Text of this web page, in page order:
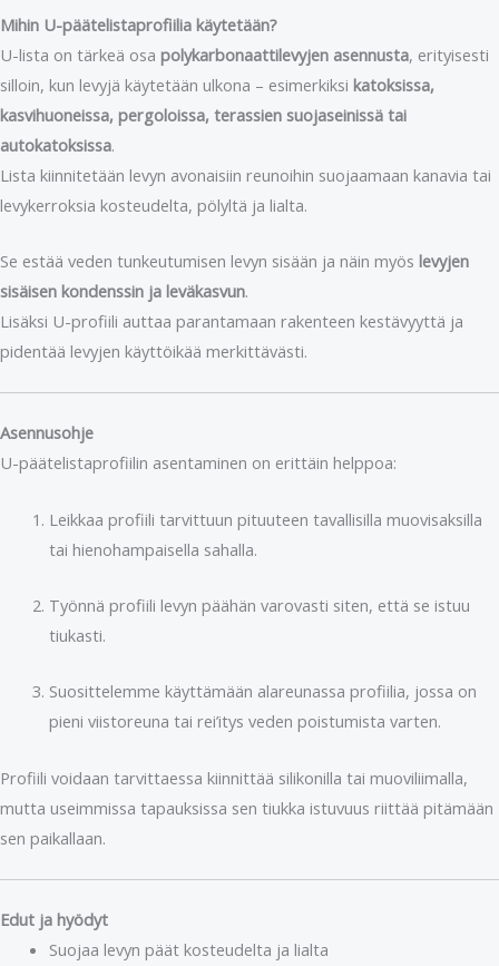
Mihin U-päätelistaprofiilia käytetään?
U-lista on tärkeä osa polykarbonaattilevyjen asennusta, erityisesti
silloin, kun levyjä käytetään ulkona – esimerkiksi katoksissa,
kasvihuoneissa, pergoloissa, terassien suojaseinissä tai
autokatoksissa.
Lista kiinnitetään levyn avonaisiin reunoihin suojaamaan kanavia tai
levykerroksia kosteudelta, pölyltä ja lialta.
Se estää veden tunkeutumisen levyn sisään ja näin myös levyjen
sisäisen kondenssin ja leväkasvun.
Lisäksi U-profiili auttaa parantamaan rakenteen kestävyyttä ja
pidentää levyjen käyttöikää merkittävästi.
Asennusohje
U-päätelistaprofiilin asentaminen on erittäin helppoa:
Leikkaa profiili tarvittuun pituuteen tavallisilla muovisaksilla
tai hienohampaisella sahalla.
Työnnä profiili levyn päähän varovasti siten, että se istuu
tiukasti.
Suosittelemme käyttämään alareunassa profiilia, jossa on
pieni viistoreuna tai rei’itys veden poistumista varten.
Profiili voidaan tarvittaessa kiinnittää silikonilla tai muoviliimalla,
mutta useimmissa tapauksissa sen tiukka istuvuus riittää pitämään
sen paikallaan.
Edut ja hyödyt
Suojaa levyn päät kosteudelta ja lialta